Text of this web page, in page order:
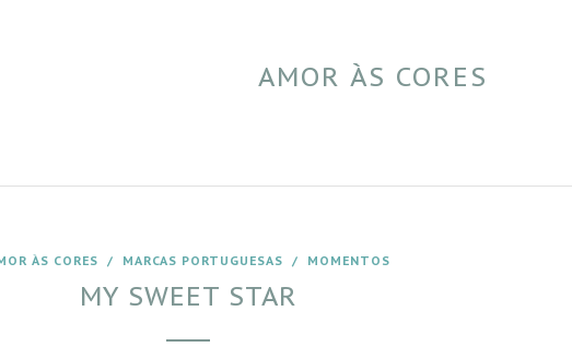
AMOR ÀS CORES
ÀS CORES / MARCAS PORTUGUESAS / MOMENTOS
MY SWEET STAR